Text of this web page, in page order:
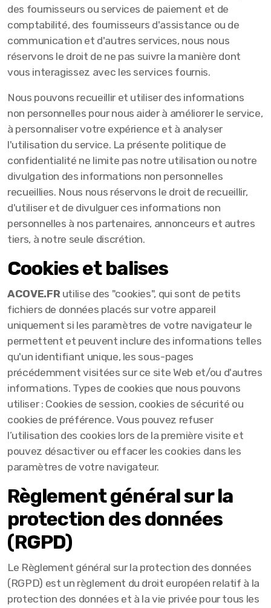
des fournisseurs ou services de paiement et de
comptabilité, des fournisseurs d'assistance ou de
communication et d'autres services, nous nous
réservons le droit de ne pas suivre la manière dont
vous interagissez avec les services fournis.
Nous pouvons recueillir et utiliser des informations
non personnelles pour nous aider à améliorer le service,
à personnaliser votre expérience et à analyser
l'utilisation du service. La présente politique de
confidentialité ne limite pas notre utilisation ou notre
divulgation des informations non personnelles
recueillies. Nous nous réservons le droit de recueillir,
d'utiliser et de divulguer ces informations non
personnelles à nos partenaires, annonceurs et autres
tiers, à notre seule discrétion.
Cookies et balises
ACOVE.FRutilise des "cookies", qui sont de petits
fichiers de données placés sur votre appareil
uniquement si les paramètres de votre navigateur le
permettent et peuvent inclure des informations telles
qu'un identifiant unique, les sous-pages
précédemment visitées sur ce site Web et/ou d'autres
informations. Types de cookies que nous pouvons
utiliser : Cookies de session, cookies de sécurité ou
cookies de préférence. Vous pouvez refuser
l’utilisation des cookies lors de la première visite et
pouvez désactiver ou effacer les cookies dans les
paramètres de votre navigateur.
Règlement général sur la
protection des données
(RGPD)
Le Règlement général sur la protection des données
(RGPD) est un règlement du droit européen relatif à la
protection des données et à la vie privée pour tous les